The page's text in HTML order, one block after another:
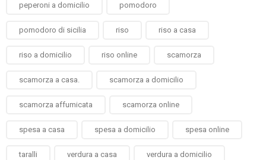
peperoni a domicilio pomodoro
pomodoro di sicilia riso riso a casa
riso a domicilio riso online scamorza
scamorza a casa. scamorza a domicilio
scamorza affumicata scamorza online
spesa a casa spesa a domicilio spesa online
taralli verdura a casa verdura a domicilio